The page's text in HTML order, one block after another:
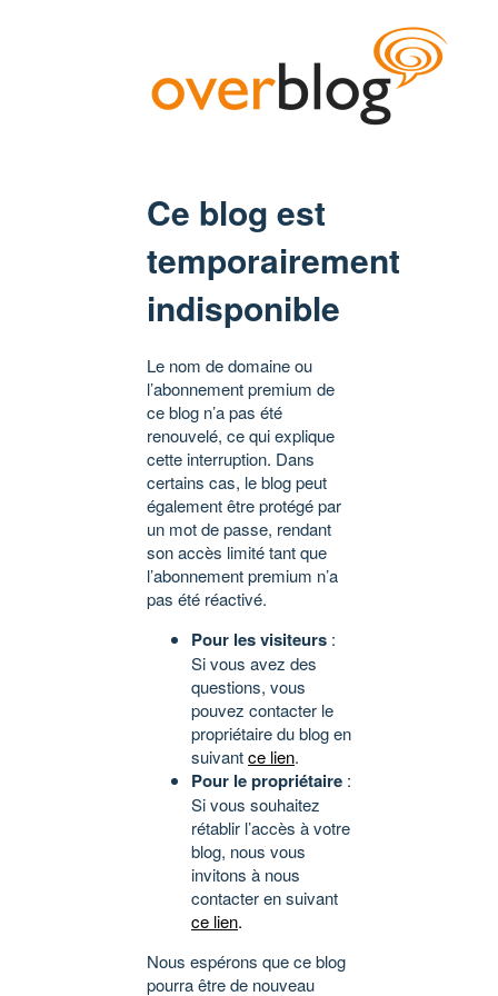
Ce blog est
temporairement
indisponible
Le nom de domaine ou
l’abonnement premium de
ce blog n’a pas été
renouvelé, ce qui explique
cette interruption. Dans
certains cas, le blog peut
également être protégé par
un mot de passe, rendant
son accès limité tant que
l’abonnement premium n’a
pas été réactivé.
Pour les visiteurs :
Si vous avez des
questions, vous
pouvez contacter le
propriétaire du blog en
suivantce lien.
Pour le propriétaire :
Si vous souhaitez
rétablir l’accès à votre
blog, nous vous
invitons à nous
contacter en suivant
ce lien.
Nous espérons que ce blog
pourra être de nouveau